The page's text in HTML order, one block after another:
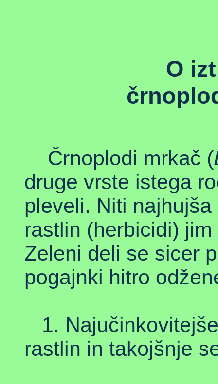
O
Črnoplodi mrkač (
druge vrste istega
pleveli. Niti
rastlin (herbicidi)
Zeleni deli se sicer
pogajnki hitro
1.
rastlin in takojšnje